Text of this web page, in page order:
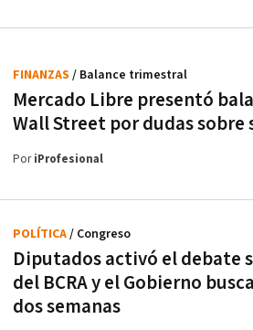
Mercado Libre presentó
Wall Street por dudas
FINANZAS / Balance trimestral
PoriProfesional
Diputados activó el debate
del BCRA y el Gobierno
dos semanas
POLÍTICA/ Congreso